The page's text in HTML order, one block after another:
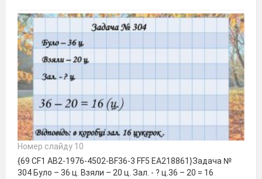
Номер слайду 10
{69 CF1 AB2-1976-4502-BF36-3 FF5 EA218861}Задача №
304 Було – 36 ц. Взяли – 20 ц. Зал. - ? ц.36 – 20 = 16